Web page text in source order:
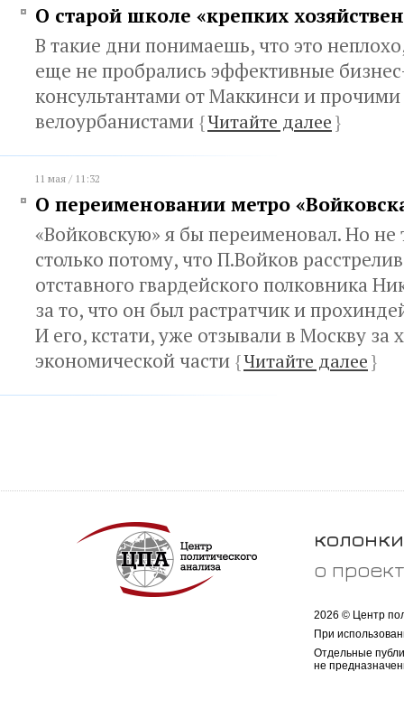
О старой школе «крепких
В такие дни понимаешь, что это
еще не пробрались эффективные
консультантами от Маккинси и
велоурбанистами {Читайте далее}
11 мая / 11:32
О переименовании метро
«Войковскую» я бы переименовал. Но не
столько потому, что П.Войков
отставного гвардейского полковника
за то, что он был растратчик и
И его, кстати, уже отзывали в Москву за
экономической части {Читайте далее}
колонки
о
2026 © Центр
При
Отдельные
не